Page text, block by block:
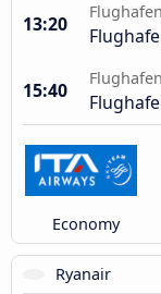
13:20
15:40
Economy
Ryanair